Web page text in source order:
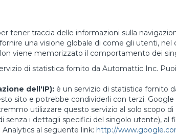
tener traccia delle informazioni sulla
una visione globale di come gli utenti,
viene memorizzato il comportamento dei
di statistica fornito da Automattic Inc.
dell'IP): è un servizio di statistica fornito
sito e potrebbe condividerli con terzi.
utilizzare questo servizio al solo scopo
senza i dettagli specifici del singolo utente),
al seguente link: http://